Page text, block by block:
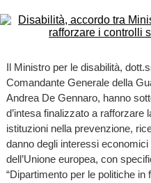
Il Ministro per le disabilità,
Comandante Generale della
Andrea De Gennaro, hanno
d’intesa finalizzato a rafforzare
istituzioni nella prevenzione,
danno degli interessi
dell’Unione europea, con
“Dipartimento per le politiche